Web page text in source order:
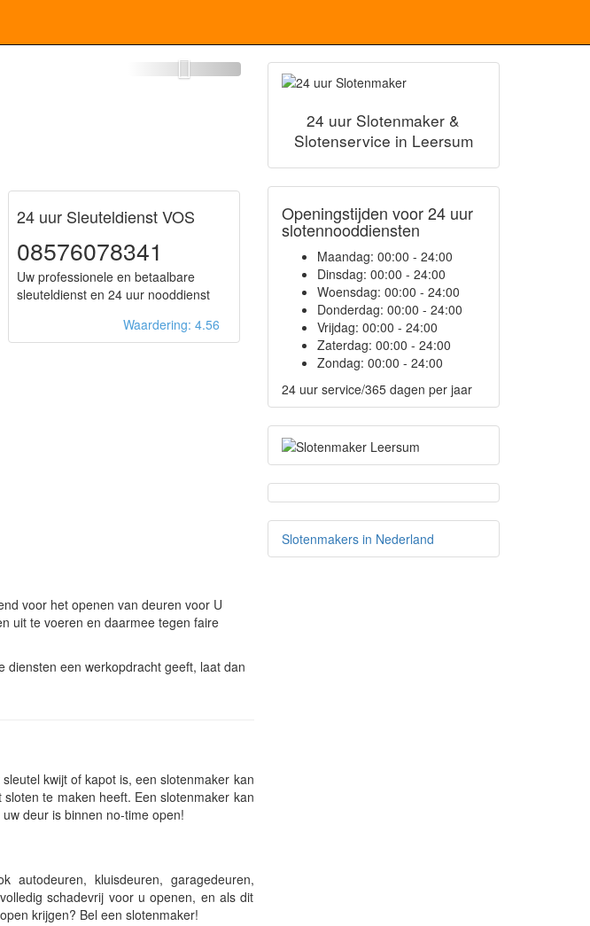
24 uur Sleuteldienst VOS
08576078341
Uw professionele en betaalbare
sleuteldienst en 24 uur nooddienst
Waardering: 4.56
voor het openen van deuren voor U
uit te voeren en daarmee tegen faire
diensten een werkopdracht geeft, laat dan
kwijt of kapot is, een slotenmaker kan
te maken heeft. Een slotenmaker kan
deur is binnen no-time open!
kluisdeuren, garagedeuren,
schadevrij voor u openen, en als dit
krijgen? Bel een slotenmaker!
24 uur Slotenmaker &
Slotenservice in Leersum
Openingstijden voor 24 uur
slotennooddiensten
Maandag: 00:00 - 24:00
Dinsdag: 00:00 - 24:00
Woensdag: 00:00 - 24:00
Donderdag: 00:00 - 24:00
Vrijdag: 00:00 - 24:00
Zaterdag: 00:00 - 24:00
Zondag: 00:00 - 24:00
24 uur service/365 dagen per jaar
Slotenmakers in Nederland